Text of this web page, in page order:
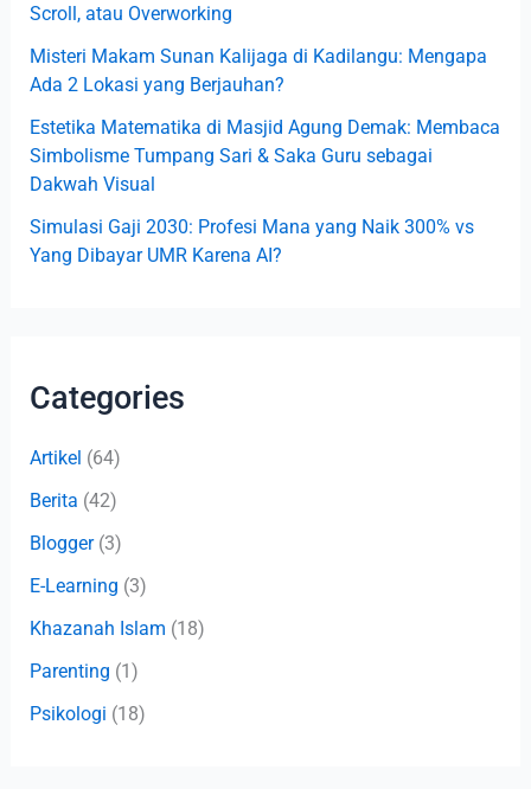
:Scroll, atau Overworking
Misteri Makam Sunan Kalijaga di Kadilangu: Mengapa
Ada 2 Lokasi yang Berjauhan?
Estetika Matematika di Masjid Agung Demak: Membaca
Simbolisme Tumpang Sari & Saka Guru sebagai
Dakwah Visual
Simulasi Gaji 2030: Profesi Mana yang Naik 300% vs
Yang Dibayar UMR Karena AI?
Categories
Artikel (64)
Berita (42)
Blogger(3)
E-Learning (3)
Khazanah Islam (18)
Parenting (1)
Psikologi (18)